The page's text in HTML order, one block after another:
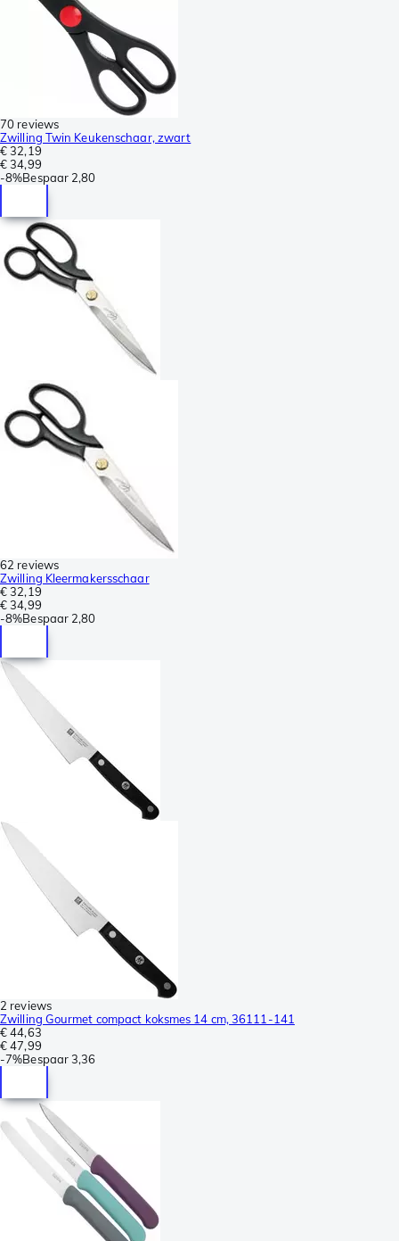
70 reviews
Zwilling Twin Keukenschaar, zwart
€ 32,19
€ 34,99
-8%Bespaar 2,80
62 reviews
Zwilling Kleermakersschaar
€ 32,19
€ 34,99
-8%Bespaar 2,80
2 reviews
Zwilling Gourmet compact koksmes 14 cm, 36111-141
€ 44,63
€ 47,99
-7%Bespaar3,36